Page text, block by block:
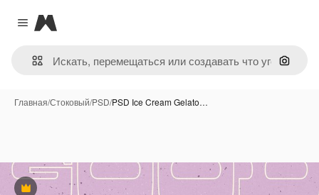
Close menu
Magnific
Поиск
Главная/Стоковый/PSD/PSD Ice Cream Gelato…